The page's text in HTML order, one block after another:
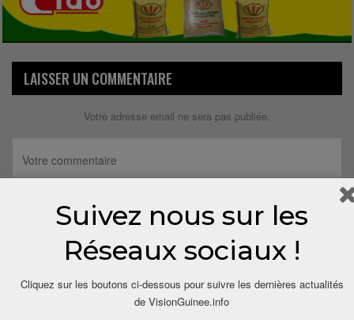
LAISSER UN COMMENTAIRE
Votre adresse email ne sera pas publiée.
Suivez nous sur les
Réseaux sociaux !
Cliquez sur les boutons ci-dessous pour suivre les dernières actualités
de VisionGuinee.info